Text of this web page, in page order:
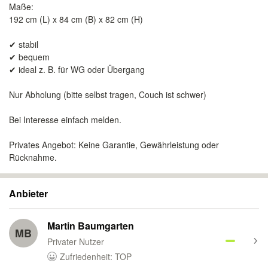
Maße:
192 cm (L) x 84 cm (B) x 82 cm (H)
✔ stabil
✔ bequem
✔ ideal z. B. für WG oder Übergang
Nur Abholung (bitte selbst tragen, Couch ist schwer)
Bei Interesse einfach melden.
Privates Angebot: Keine Garantie, Gewährleistung oder
Rücknahme.
Anbieter
MB Martin Baumgarten
Privater Nutzer
Zufriedenheit: TOP